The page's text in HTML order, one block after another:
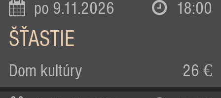
po 9.11.2026 18:00
ŠŤASTIE
Dom kultúry 26 €